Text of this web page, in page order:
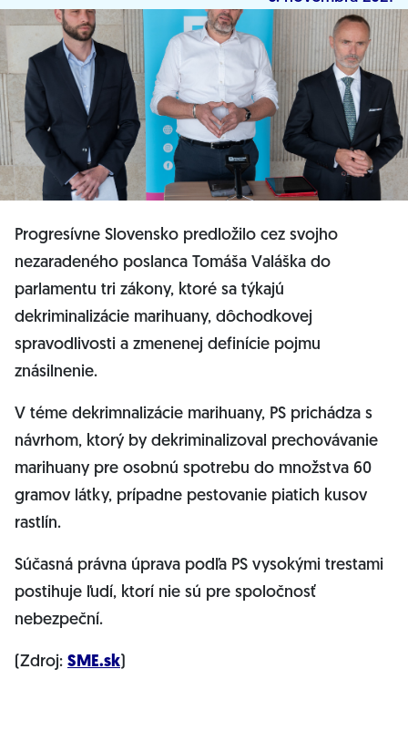
Progresívne Slovensko predložilo cez svojho
nezaradeného poslanca Tomáša Valáška do
parlamentu tri zákony, ktoré sa týkajú
dekriminalizácie marihuany, dôchodkovej
spravodlivosti a zmenenej definície pojmu
znásilnenie.
V téme dekrimnalizácie marihuany, PS prichádza s
návrhom, ktorý by dekriminalizoval prechovávanie
marihuany pre osobnú spotrebu do množstva 60
gramov látky, prípadne pestovanie piatich kusov
rastlín.
Súčasná právna úprava podľa PS vysokými trestami
postihuje ľudí, ktorí nie sú pre spoločnosť
nebezpeční.
(Zdroj: SME.sk)